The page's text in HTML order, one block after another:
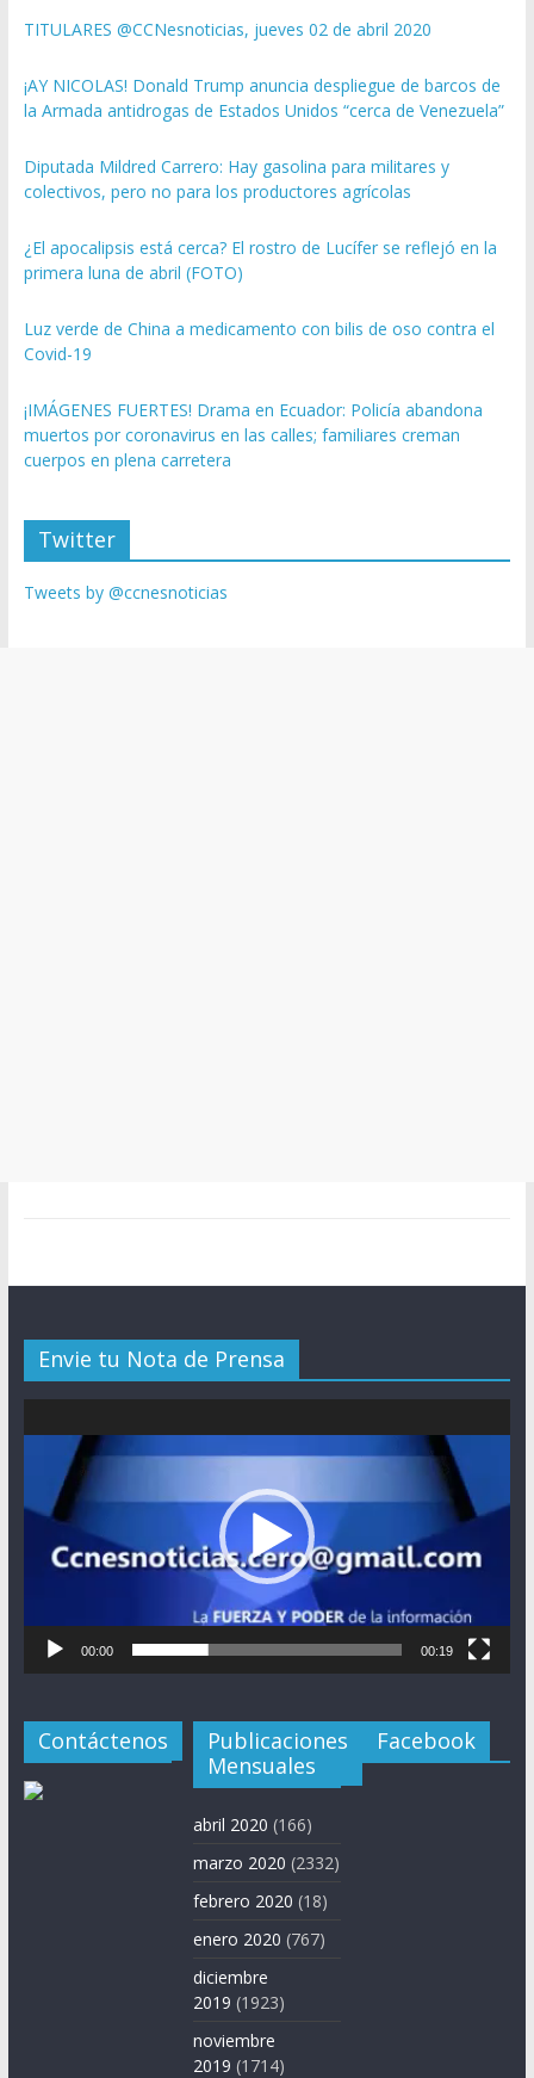
TITULARES @CCNesnoticias, jueves 02 de abril 2020
¡AY NICOLAS! Donald Trump anuncia despliegue de barcos de
la Armada antidrogas de Estados Unidos “cerca de Venezuela”
Diputada Mildred Carrero: Hay gasolina para militares y
colectivos, pero no para los productores agrícolas
¿El apocalipsis está cerca? El rostro de Lucífer se reflejó en la
primera luna de abril (FOTO)
Luz verde de China a medicamento con bilis de oso contra el
Covid-19
¡IMÁGENES FUERTES! Drama en Ecuador: Policía abandona
muertos por coronavirus en las calles; familiares creman
cuerpos en plena carretera
Twitter
Tweets by @ccnesnoticias
Envie tu Nota de Prensa
de
00:00 00:19
Contáctenos
Publicaciones
Mensuales
abril 2020 (166)
marzo 2020 (2332)
febrero 2020 (18)
enero 2020 (767)
diciembre
2019 (1923)
noviembre
2019 (1714)
Facebook